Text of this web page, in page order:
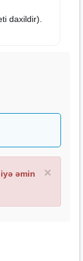
daxildir).
×
əmin